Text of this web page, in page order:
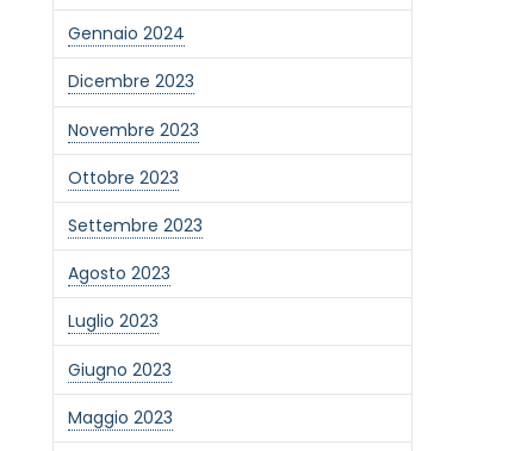
Gennaio 2024
Dicembre 2023
Novembre 2023
Ottobre 2023
Settembre 2023
Agosto 2023
Luglio 2023
Giugno 2023
Maggio 2023
newsletter